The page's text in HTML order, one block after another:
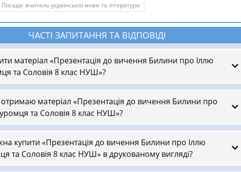
Посада: вчитель української мови та літератури
ЧАСТІ ЗАПИТАННЯ ТА ВІДПОВІДІ
матеріал «Презентація до вичення Билини про Іллю
та Соловія 8 клас НУШ»?
матеріал «Презентація до вичення Билини про
та Соловія 8 клас НУШ»?
купити «Презентація до вичення Билини про Іллю
та Соловія 8 клас НУШ» в друкованому вигляді?